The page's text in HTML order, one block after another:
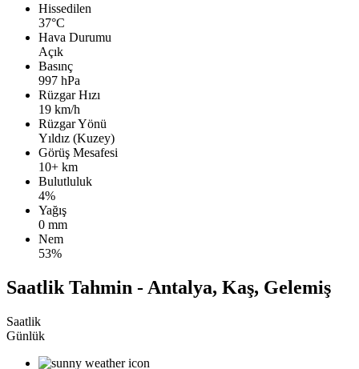
Hissedilen
37°C
Hava Durumu
Açık
Basınç
997 hPa
Rüzgar Hızı
19 km/h
Rüzgar Yönü
Yıldız (Kuzey)
Görüş Mesafesi
10+ km
Bulutluluk
4%
Yağış
0 mm
Nem
53%
Saatlik Tahmin - Antalya, Kaş, Gelemiş
Saatlik
Günlük